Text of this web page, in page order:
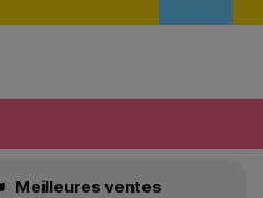
Meilleures ventes